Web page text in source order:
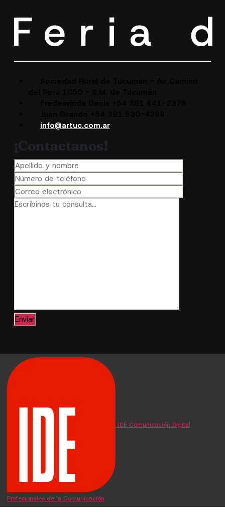
info@artuc.com.ar
¡Contactanos!
IDE Comunicación Digital
Profesionales de la Comunicación